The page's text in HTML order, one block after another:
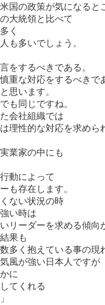
国の政策が気になると
大統領と比べて
く
も多いでしょう。
をするべきである。
重な対応をするべきで
思います。
も同じですね。
会社組織では
理性的な対応を求めら
業家の中にも
動によって
も存在します。
ない状況の時
い時は
リーダーを求める傾向
果も
多く抱えている事の現
風が強い日本人ですが
に
てくれる